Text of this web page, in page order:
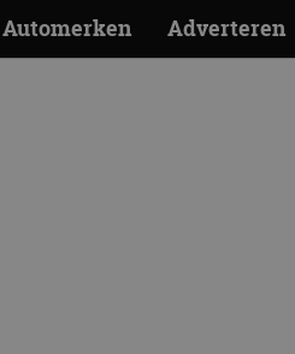
Automerken Adverteren